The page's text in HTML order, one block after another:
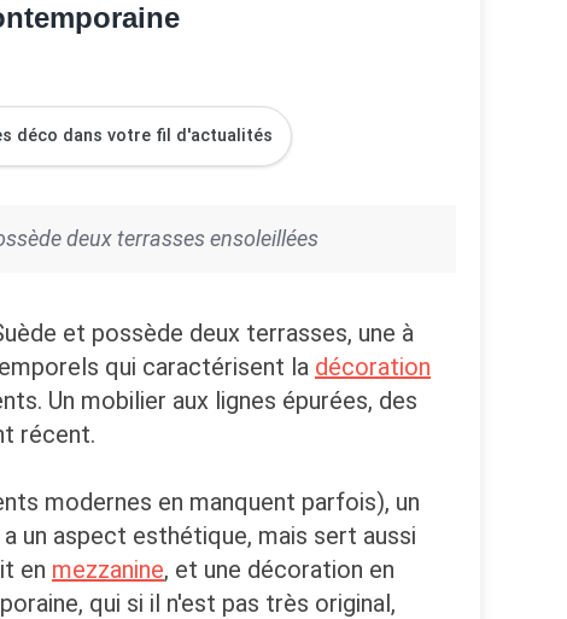
déco dans votre fil d'actualités
deux terrasses ensoleillées
et possède deux terrasses, une à
qui caractérisent la décoration
Un mobilier aux lignes épurées, des
récent.
modernes en manquent parfois), un
un aspect esthétique, mais sert aussi
en mezzanine, et une décoration en
qui si il n'est pas très original,